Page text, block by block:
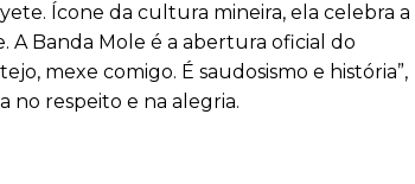
Ícone da cultura mineira, ela celebra a
A Banda Mole é a abertura oficial do
mexe comigo. É saudosismo e história”,
respeito e na alegria.